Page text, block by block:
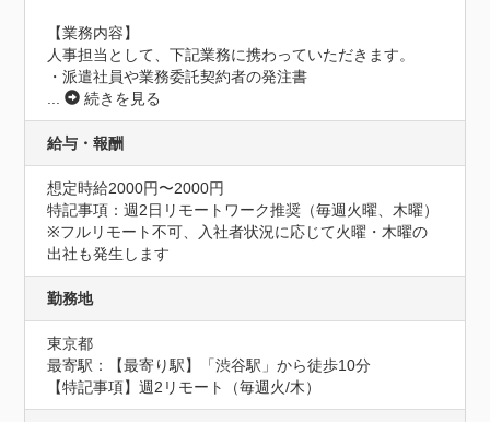
【業務内容】
人事担当として、下記業務に携わっていただきます。
・派遣社員や業務委託契約者の発注書
...
続きを見る
給与・報酬
想定時給2000円〜2000円
特記事項：週2日リモートワーク推奨（毎週火曜、木曜）
※フルリモート不可、入社者状況に応じて火曜・木曜の
出社も発生します
勤務地
東京都
最寄駅：【最寄り駅】「渋谷駅」から徒歩10分
【特記事項】週2リモート（毎週火/木）